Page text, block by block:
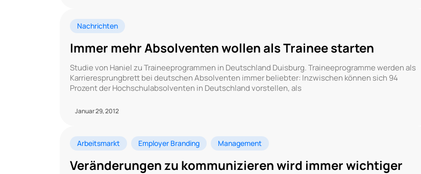
Nachrichten
Immer mehr Absolventen wollen als Trainee starten
Studie von Haniel zu Traineeprogrammen in Deutschland Duisburg. Traineeprogramme werden als
Karrieresprungbrett bei deutschen Absolventen immer beliebter: Inzwischen können sich 94
Prozent der Hochschulabsolventen in Deutschland vorstellen, als
Januar 29, 2012
Arbeitsmarkt Employer Branding Management
Veränderungen zu kommunizieren wird immer wichtiger